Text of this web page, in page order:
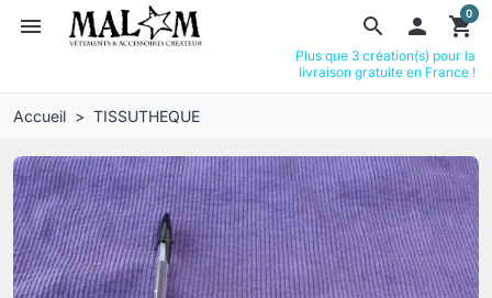
search
menu  shopping_cart
0
Plus que 3 création(s) pour la
livraison gratuite en France !
Accueil TISSUTHEQUE